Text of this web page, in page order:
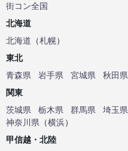
街コン全国
北海道
北海道 （札幌）
東北
青森県
岩手県 宮城県 秋田県
関東
茨城県
栃木県 群馬県 埼玉県
神奈川県 （横浜）
甲信越・北陸